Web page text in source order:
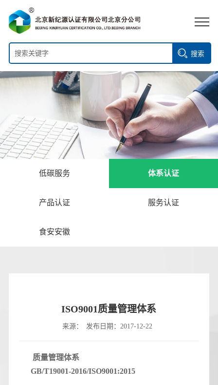
搜索
低碳服务 体系认证
产品认证 服务认证
食安安徽
ISO9001质量管理体系
来源： 发布日期：2017-12-22
质量管理体系
GB/T19001-2016/ISO9001:2015